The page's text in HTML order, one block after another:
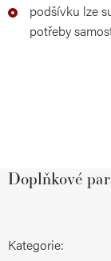
podšívku lze
potřeby
Doplňkové
Kategorie: